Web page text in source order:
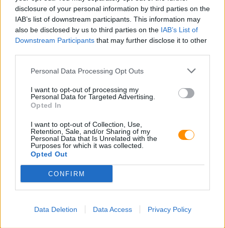
disclosure of your personal information by third parties on the
IAB’s list of downstream participants. This information may
also be disclosed by us to third parties on the IAB’s List of
Downstream Participants that may further disclose it to other
Personal Data Processing Opt Outs
I want to opt-out of processing my
Personal Data for Targeted Advertising.
Opted In
I want to opt-out of Collection, Use,
Retention, Sale, and/or Sharing of my
Personal Data that Is Unrelated with the
Purposes for which it was collected.
Opted Out
CONFIRM
Data Deletion Data Access Privacy Policy
E-mail: